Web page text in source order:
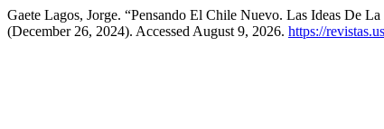
Gaete Lagos, Jorge. “Pensando El Chile Nuevo. Las Ideas De
(December 26, 2024). Accessed August 9, 2026. https://